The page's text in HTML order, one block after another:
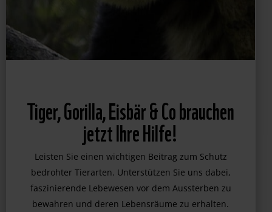
Tiger, Gorilla, Eisbär & Co brauchen
jetzt Ihre Hilfe!
Leisten Sie einen wichtigen Beitrag zum Schutz
bedrohter Tierarten. Unterstützen Sie uns dabei,
faszinierende Lebewesen vor dem Aussterben zu